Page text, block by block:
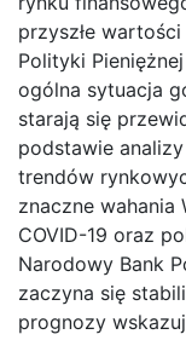
przyszłe
Polityki
ogólna sytuacja
starają się
podstawie
trendów
znaczne wahania
COVID-19 oraz
Narodowy Bank
zaczyna się
prognozy